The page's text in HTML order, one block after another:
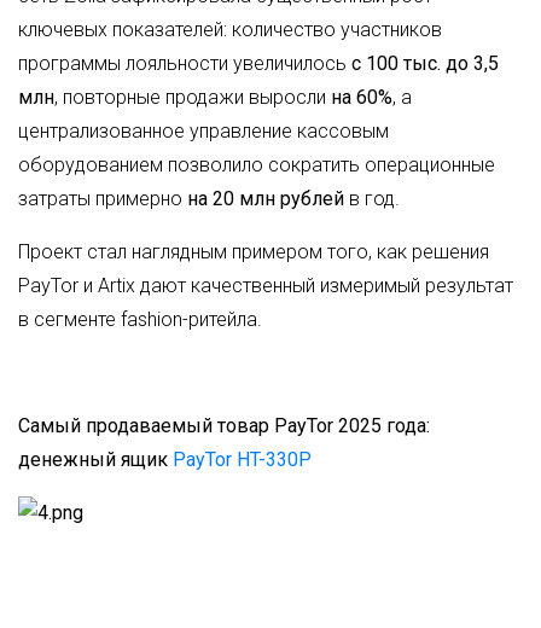
ключевых показателей: количество участников
программы лояльности увеличилось с 100 тыс. до 3,5
млн, повторные продажи выросли на 60%, а
централизованное управление кассовым
оборудованием позволило сократить операционные
затраты примерно на 20 млн рублей в год.
Проект стал наглядным примером того, как решения
PayTor и Artix дают качественный измеримый результат
в сегменте fashion-ритейла.
Самый продаваемый товар PayTor 2025 года:
денежный ящик PayTor HT-330P